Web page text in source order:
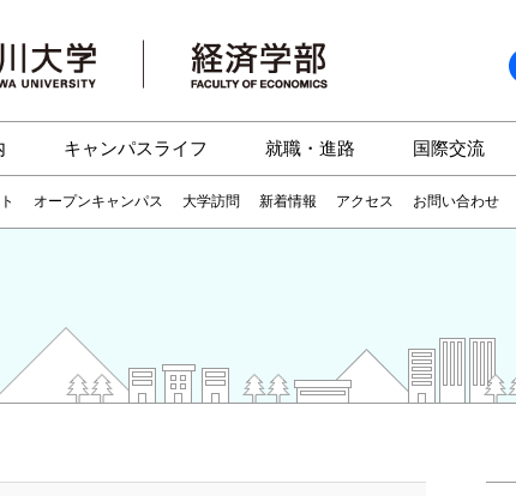
キャンパスライフ 就職・進路 国際交流
オープンキャンパス 大学訪問 新着情報 アクセス お問い合わせ